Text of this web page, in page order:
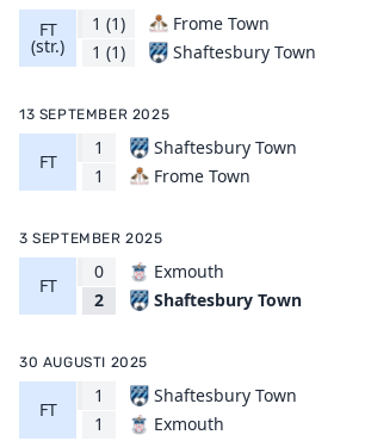
FT
(str.)
1 (1)
1 (1)
Frome Town
Shaftesbury Town
13 SEPTEMBER 2025
FT
1
1
Shaftesbury Town
Frome Town
3 SEPTEMBER 2025
FT
0
2
Exmouth
Shaftesbury Town
30 AUGUSTI 2025
FT
1
1
Shaftesbury Town
Exmouth